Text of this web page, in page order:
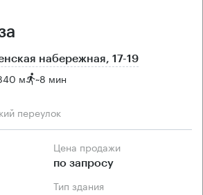
набережная, 17-19
м ~8 мин
переулок
Цена продажи
по запросу
Тип здания